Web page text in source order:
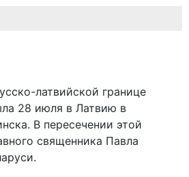
латвийской границе
28 июля в Латвию в
В пересечении этой
священника Павла